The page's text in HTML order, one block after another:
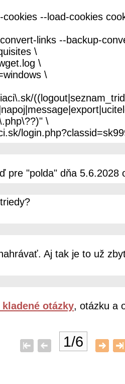
--load-cookies
links --backup-
\
\
\
\
pre "polda" dňa 5.6.2028
Aj tak je to už
otázky, otázku a
1/6